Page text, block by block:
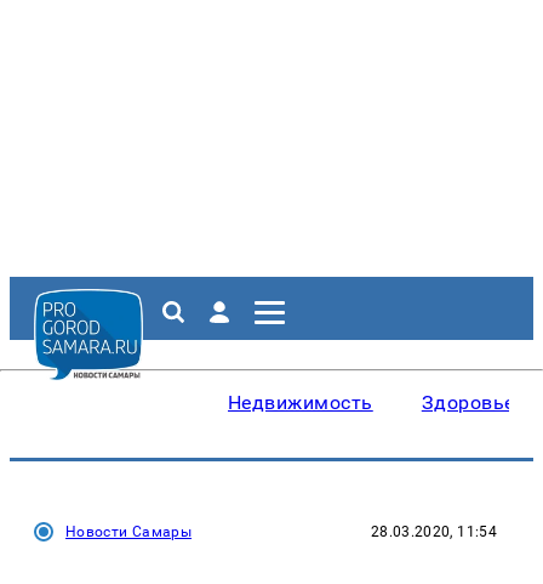
Недвижимость Здоровье
Новости Самары 28.03.2020, 11:54